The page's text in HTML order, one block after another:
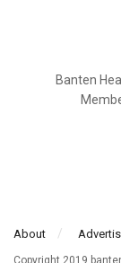
Banten
About